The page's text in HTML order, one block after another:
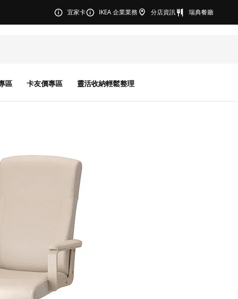
宜家卡 IKEA 企業業務 分店資訊 瑞典餐廳
區 卡友價專區 靈活收納輕鬆整理